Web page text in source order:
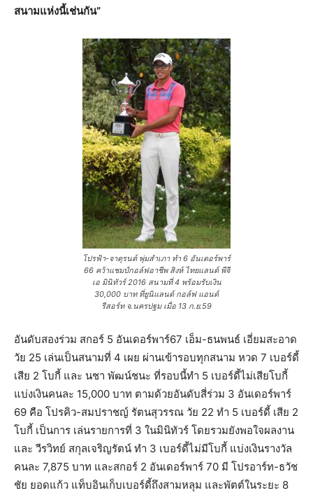
สนามแห่งนี้เช่นกัน”
โปรฟ้า-จาตุรนต์ พุ่มสำเภา ทำ 6 อันเดอร์พาร์
66 คว้าแชมป์กอล์ฟอาชีพ สิงห์ ไทยแลนด์ พีจี
เอ มินิทัวร์ 2016 สนามที่ 4 พร้อมรับเงิน
30,000 บาท ที่ยูนิแลนด์ กอล์ฟ แอนด์
รีสอร์ท จ.นครปฐม เมื่อ 13 ก.ย.59
อันดับสองร่วม สกอร์ 5 อันเดอร์พาร์67 เอ็ม-ธนพนธ์ เอี่ยมสะอาด
วัย 25 เล่นเป็นสนามที่ 4 เผย ผ่านเข้ารอบทุกสนาม หวด 7 เบอร์ดี้
เสีย 2 โบกี้ และ นชา พัฒน์ชนะ ที่รอบนี้ทำ 5 เบอร์ดี้ไม่เสียโบกี้
แบ่งเงินคนละ 15,000 บาท ตามด้วยอันดับสี่ร่วม 3 อันเดอร์พาร์
69 คือ โปรคิว-สมปราชญ์ รัตนสุวรรณ วัย 22 ทำ 5 เบอร์ดี้ เสีย 2
โบกี้ เป็นการ เล่นรายการที่ 3 ในมินิทัวร์ โดยรวมยังพอใจผลงาน
และ วีรวิทย์ สกุลเจริญรัตน์ ทำ 3 เบอร์ดี้ไม่มีโบกี้ แบ่งเงินรางวัล
คนละ 7,875 บาท และสกอร์ 2 อันเดอร์พาร์ 70 มี โปรอาร์ท-ธวัช
ชัย ยอดแก้ว แท็บอินเก็บเบอร์ดี้ถึงสามหลุม และพัตต์ในระยะ 8